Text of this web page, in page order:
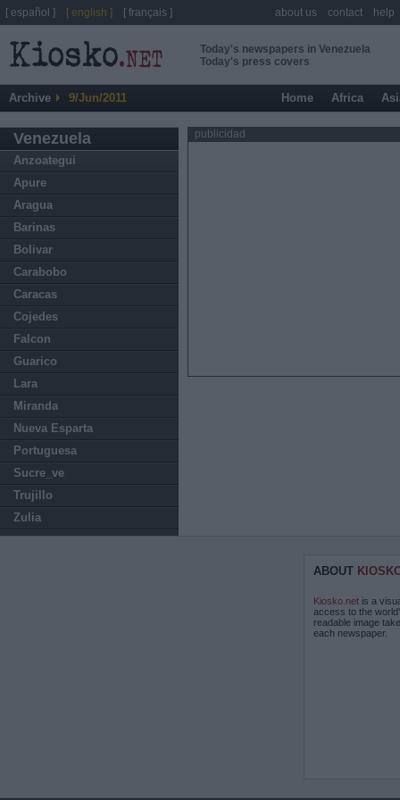
Today's newspapers in Venezuela
Today's press covers
Archive 9/Jun/2011 Home Africa
Venezuela
Anzoategui
Apure
Aragua
Barinas
Bolivar
Carabobo
Caracas
Cojedes
Falcon
Guarico
Lara
Miranda
Nueva Esparta
Portuguesa
Sucre_ve
Trujillo
Zulia
publicidad
ABOUT
Kiosko.net is a
access to the
readable image
each newspaper.
[ español ] [ english ] [ français ] about us contact help